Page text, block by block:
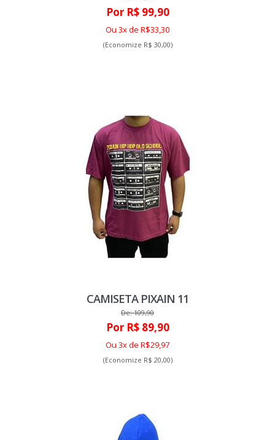
Por R$ 99,90
Ou 3x de R$33,30
(Economize R$ 30,00)
CAMISETA PIXAIN 11
De: 109,90
Por R$ 89,90
Ou 3x de R$29,97
(Economize R$ 20,00)